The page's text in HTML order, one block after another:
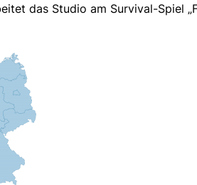
das Studio am Survival-Spiel